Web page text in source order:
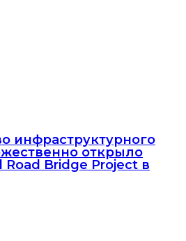
инфраструктурного
открыло
Road Bridge Project в